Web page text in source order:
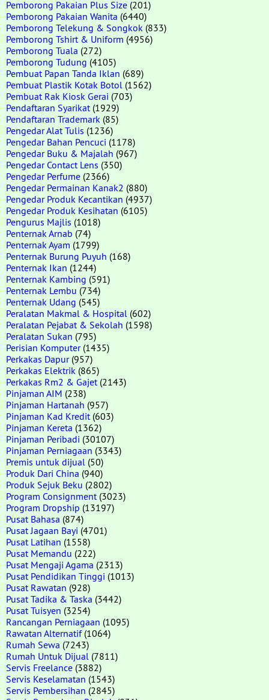
Pemborong Pakaian Plus Size (201)
Pemborong Pakaian Wanita (6440)
Pemborong Telekung & Songkok (833)
Pemborong Tshirt & Uniform (4956)
Pemborong Tuala (272)
Pemborong Tudung (4105)
Pembuat Papan Tanda Iklan (689)
Pembuat Plastik Kotak Botol (1562)
Pembuat Rak Kiosk Gerai (703)
Pendaftaran Syarikat (1929)
Pendaftaran Trademark (85)
Pengedar Alat Tulis (1236)
Pengedar Bahan Pencuci (1178)
Pengedar Buku & Majalah (967)
Pengedar Contact Lens (350)
Pengedar Perfume (2366)
Pengedar Permainan Kanak2 (880)
Pengedar Produk Kecantikan (4937)
Pengedar Produk Kesihatan (6105)
Pengurus Majlis (1018)
Penternak Arnab (74)
Penternak Ayam (1799)
Penternak Burung Puyuh (168)
Penternak Ikan (1244)
Penternak Kambing (591)
Penternak Lembu (734)
Penternak Udang (545)
Peralatan Makmal & Hospital (602)
Peralatan Pejabat & Sekolah (1598)
Peralatan Sukan (795)
Perisian Komputer(1435)
Perkakas Dapur(957)
Perkakas Elektrik (865)
Perkakas Rm2 & Gajet (2143)
Pinjaman AIM (238)
Pinjaman Hartanah (957)
Pinjaman Kad Kredit (603)
Pinjaman Kereta (1362)
Pinjaman Peribadi (30107)
Pinjaman Perniagaan (3343)
Premis untuk dijual (50)
Produk Dari China (940)
Produk Sejuk Beku (2802)
Program Consignment (3023)
Program Dropship (13197)
Pusat Bahasa (874)
Pusat Jagaan Bayi (4701)
Pusat Latihan (1558)
Pusat Memandu (222)
Pusat Mengaji Agama (2313)
Pusat Pendidikan Tinggi (1013)
Pusat Rawatan (928)
Pusat Tadika & Taska (3442)
Pusat Tuisyen (3254)
Rancangan Perniagaan (1095)
Rawatan Alternatif(1064)
Rumah Sewa (7243)
Rumah Untuk Dijual (7811)
Servis Freelance (3882)
Servis Keselamatan (1543)
Servis Pembersihan (2845)